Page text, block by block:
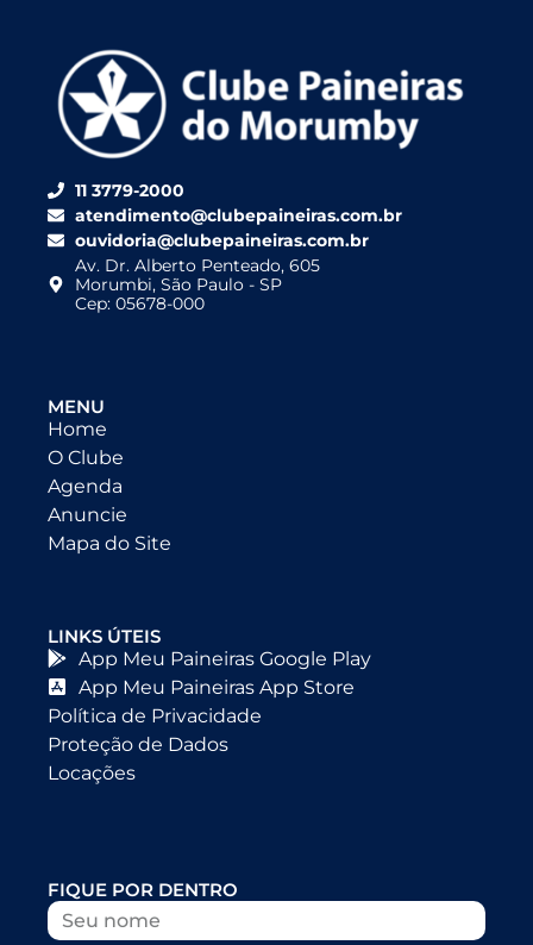
11 3779-2000
atendimento@clubepaineiras.com.br
ouvidoria@clubepaineiras.com.br
Av. Dr. Alberto Penteado, 605
Morumbi, São Paulo - SP
Cep: 05678-000
MENU
Home
O Clube
Agenda
Anuncie
Mapa do Site
LINKS ÚTEIS
App Meu Paineiras Google Play
App Meu Paineiras App Store
Política de Privacidade
Proteção de Dados
Locações
FIQUE POR DENTRO